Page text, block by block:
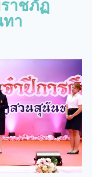
าชภัฏ
า